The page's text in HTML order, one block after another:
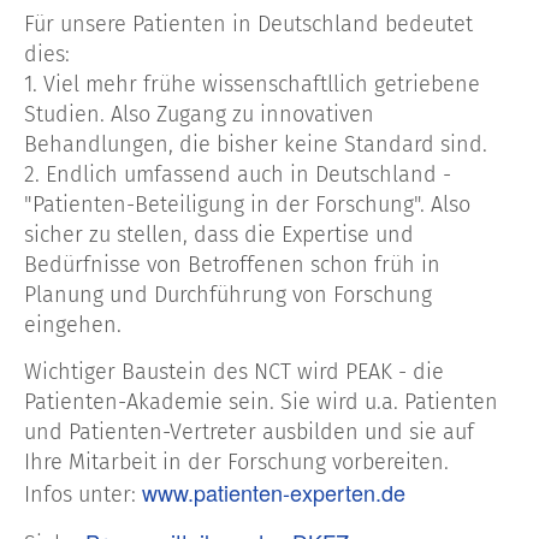
Für unsere Patienten in Deutschland bedeutet
dies:
1. Viel mehr frühe wissenschaftllich getriebene
Studien. Also Zugang zu innovativen
Behandlungen, die bisher keine Standard sind.
2. Endlich umfassend auch in Deutschland -
"Patienten-Beteiligung in der Forschung". Also
sicher zu stellen, dass die Expertise und
Bedürfnisse von Betroffenen schon früh in
Planung und Durchführung von Forschung
eingehen.
Wichtiger Baustein des NCT wird PEAK - die
Patienten-Akademie sein. Sie wird u.a. Patienten
und Patienten-Vertreter ausbilden und sie auf
Ihre Mitarbeit in der Forschung vorbereiten.
Infos unter: www.patienten-experten.de